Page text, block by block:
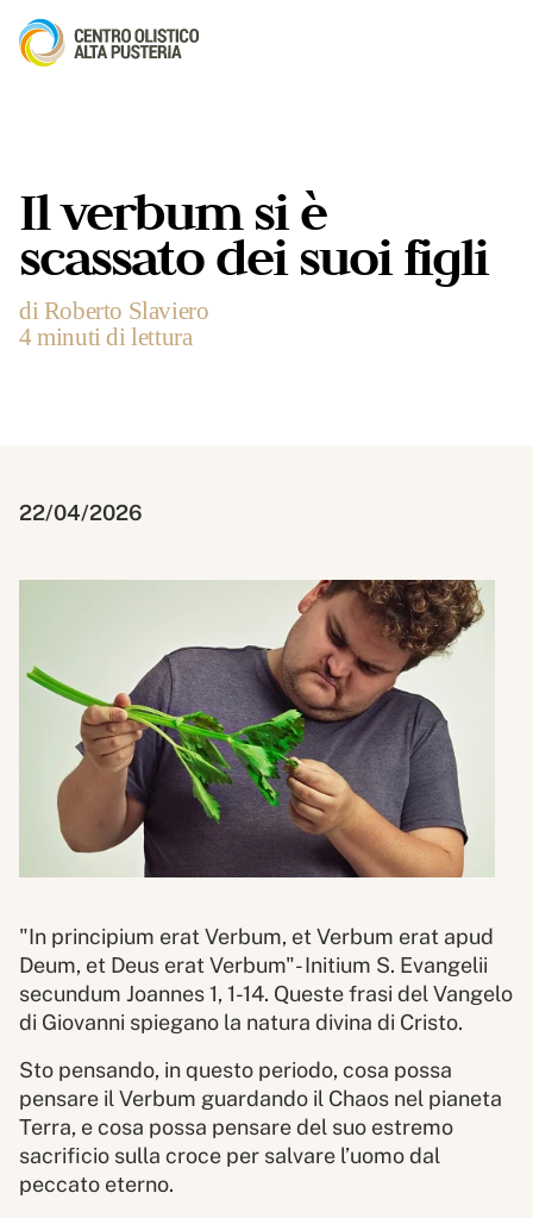
Il verbum si è
scassato dei suoi figli
di Roberto Slaviero
4 minuti di lettura
22/04/2026
"In principium erat Verbum, et Verbum erat apud
Deum, et Deus erat Verbum"- Initium S. Evangelii
secundum Joannes 1, 1-14. Queste frasi del Vangelo
di Giovanni spiegano la natura divina di Cristo.
Sto pensando, in questo periodo, cosa possa
pensare il Verbum guardando il Chaos nel pianeta
Terra, e cosa possa pensare del suo estremo
sacrificio sulla croce per salvare l’uomo dal
peccato eterno.